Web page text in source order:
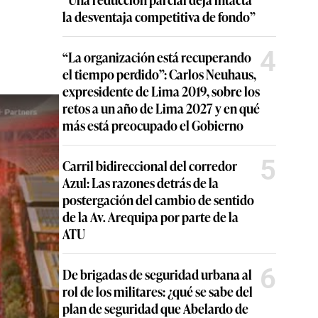
la desventaja competitiva de fondo”
“La organización está recuperando
el tiempo perdido”: Carlos Neuhaus,
expresidente de Lima 2019, sobre los
retos a un año de Lima 2027 y en qué
más está preocupado el Gobierno
4
Carril bidireccional del corredor
Azul: Las razones detrás de la
postergación del cambio de sentido
de la Av. Arequipa por parte de la
ATU
5
De brigadas de seguridad urbana al
rol de los militares: ¿qué se sabe del
plan de seguridad que Abelardo de
6